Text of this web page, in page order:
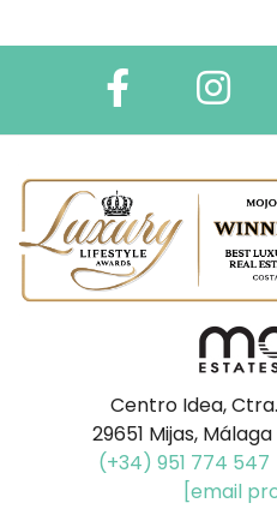
Centro Idea,
29651 Mijas, Málaga
(+34) 951 774 547
[email